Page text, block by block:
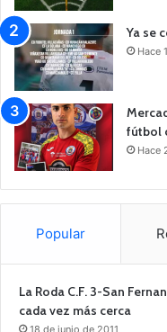
Ya se
Hace
fútbol
Hace
Popular
La Roda C.F. 3-San
cada vez más cerca
18 de junio de 2011